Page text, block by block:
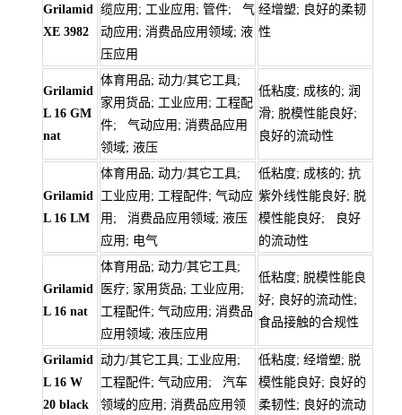
Grilamid
XE 3982
缆应用; 工业应用; 管件; 气
动应用; 消费品应用领域; 液
压应用
经增塑; 良好的柔韧
性
Grilamid
L 16 GM
nat
体育用品; 动力/其它工具;
家用货品; 工业应用; 工程配
件; 气动应用; 消费品应用
领域; 液压
低粘度; 成核的; 润
滑; 脱模性能良好;
良好的流动性
Grilamid
L 16 LM
体育用品; 动力/其它工具;
工业应用; 工程配件; 气动应
用; 消费品应用领域; 液压
应用; 电气
低粘度; 成核的; 抗
紫外线性能良好; 脱
模性能良好; 良好
的流动性
Grilamid
L 16 nat
体育用品; 动力/其它工具;
医疗; 家用货品; 工业应用;
工程配件; 气动应用; 消费品
应用领域; 液压应用
低粘度; 脱模性能良
好; 良好的流动性;
食品接触的合规性
Grilamid
L 16 W
20 black
动力/其它工具; 工业应用;
工程配件; 气动应用; 汽车
领域的应用; 消费品应用领
低粘度; 经增塑; 脱
模性能良好; 良好的
柔韧性; 良好的流动